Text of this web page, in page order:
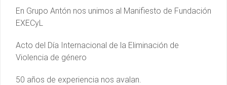
En Grupo Antón nos unimos al Manifiesto de Fundación
EXECyL
Acto del Día Internacional de la Eliminación de
Violencia de género
50 años de experiencia nos avalan.